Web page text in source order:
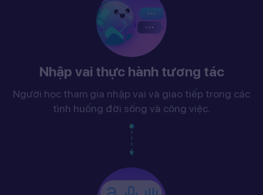
Nhập vai thực hành tương tác
Người học tham gia nhập vai và giao tiếp trong các
tình huống đời sống và công việc.